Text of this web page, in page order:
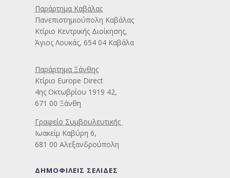
Παράρτημα Καβάλας
Πανεπιστημιούπολη Καβάλας
Κτίριο Κεντρικής Διοίκησης,
Άγιος Λουκάς, 654 04 Καβάλα
Παράρτημα Ξάνθης
Κτίριο Europe Direct
4ης Οκτωβρίου 1919 42,
671 00 Ξάνθη
Γραφείο Συμβουλευτικής
Ιωακείμ Καβύρη 6,
681 00 Αλεξανδρούπολη
ΔΗΜΟΦΙΛΕΙΣ ΣΕΛΙΔΕΣ